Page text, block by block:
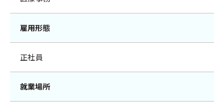
雇用形態
正社員
就業場所